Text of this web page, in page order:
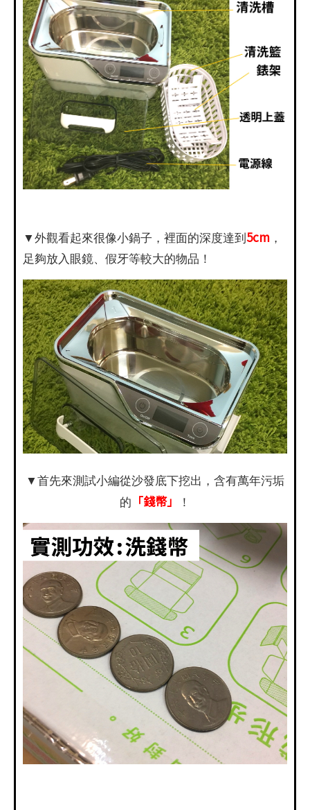
▼外觀看起來很像小鍋子，裡面的深度達到5cm ，
足夠放入眼鏡、假牙等較大的物品！
▼首先來測試小編從沙發底下挖出，含有萬年污垢
的 「錢幣」 ！